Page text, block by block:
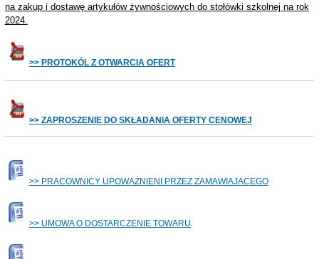
na zakup i dostawę artykułów żywnościowych do stołówki szkolnej na rok
2024.
>> PROTOKÓL Z OTWARCIA OFERT
>> ZAPROSZENIE DO SKŁADANIA OFERTY CENOWEJ
>> PRACOWNICY UPOWAŻNIENI PRZEZ ZAMAWIAJACEGO
>> UMOWA O DOSTARCZENIE TOWARU